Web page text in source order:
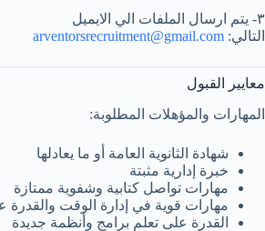
٣- يتم ارسال الملفات الي الايميل
التالي:
معايير القبول
المهارات والمؤهلات المطلوبة:
شهادة الثانوية العامة أو ما يعادلها
خبرة إدارية مثبتة
مهارات تواصل كتابية وشفوية ممتازة
مهارات قوية في إدارة الوقت والقدرة
القدرة على تعلم برامج وأنظمة جديدة